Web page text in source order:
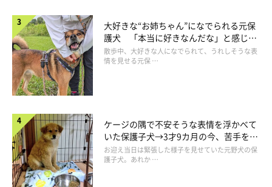
再びオフ。
大好きな“お姉ちゃん”になでられる元保
護犬 「本当に好きなんだな」と感じる
表情にほっこり
散歩中、大好きな人になでられて、うれしそうな表
情を見せる元保 …
ケージの隅で不安そうな表情を浮かべて
いた保護子犬→3才9カ月の今、苦手を克
服し頼もしいコに成長！
お迎え当日は緊張した様子を見せていた元野犬の保
護子犬。あれか …